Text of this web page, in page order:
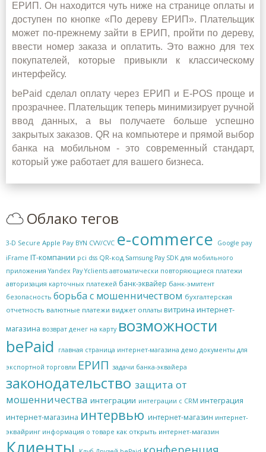
ЕРИП. Он находится чуть ниже на странице оплаты и
доступен по кнопке «По дереву ЕРИП». Плательщик
может по‑прежнему зайти в ЕРИП, пройти по дереву,
ввести номер заказа и оплатить. Это важно для тех
покупателей, которые привыкли к классическому
интерфейсу.
bePaid сделал оплату через ЕРИП и E‑POS проще и
прозрачнее. Плательщик теперь минимизирует ручной
ввод данных, а вы получаете больше успешно
закрытых заказов. QR на компьютере и прямой выбор
банка на мобильном - это современный стандарт,
который уже работает для вашего бизнеса.
Облако тегов
3-D Secure Apple Pay BYN CVV/CVC e-commerce
Google pay
iFrame IT-компании pci dss QR-код Samsung Pay SDK для мобильного
приложения Yandex Pay Yclients автоматически повторяющиеся платежи
авторизация карточных платежей банк-эквайер банк-эмитент
безопасность борьба с мошенничеством бухгалтерская
отчетность валютные платежи виджет оплаты витрина интернет-
магазина возврат денег на карту возможности
bePaid
главная страница интернет-магазина демо документы для
экспортной торговли ЕРИП задачи банка-эквайера
законодательство защита от
мошенничества интеграции интеграции с CRM интеграция
интернет-магазина интервью интернет-магазин интернет-
эквайринг информация о товаре как открыть интернет-магазин
Клиенты